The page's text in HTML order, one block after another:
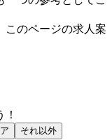
のページの求人案
それ以外